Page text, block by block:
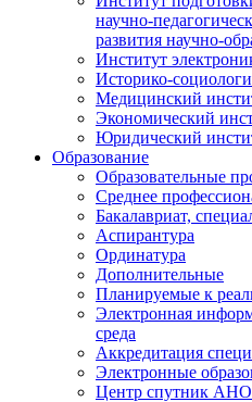
научно-
развития научно-
Институт
Историко-
Медицинский
Экономический
Юридический
Образование
Образовательные
Среднее
Бакалавриат,
Аспирантура
Ординатура
Дополнительные
Планируемые к
Электронная
среда
Аккредитация
Электронные
Центр спутник АНО